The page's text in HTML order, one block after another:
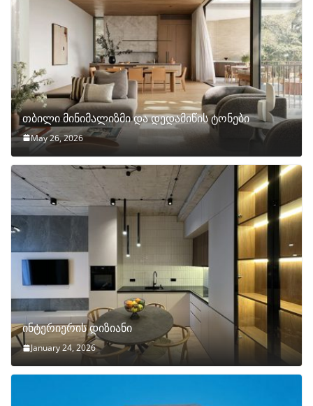
თბილი მინიმალიზმი და დედამიწის ტონები
May 26, 2026
ინტერიერის დიზიანი
January 24, 2026